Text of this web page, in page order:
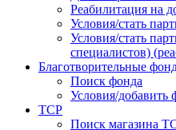
Реабилитация на
Условия/стать
Условия/стать
специалистов)
Благотворительные
Поиск фонда
Условия/добавить
ТСР
Поиск магазина